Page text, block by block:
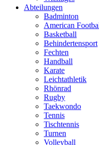
Abteilungen
Badminton
American
Basketball
Behindertensport
Fechten
Handball
Karate
Leichtathletik
Rhönrad
Rugby
Taekwondo
Tennis
Tischtennis
Turnen
Volleyball